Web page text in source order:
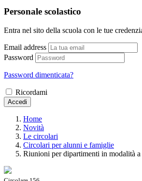
Personale scolastico
Entra nel sito della scuola con le tue
Email address
Password
Password dimenticata?
Ricordami
Accedi
Home
Novità
Le circolari
Circolari per alunni e famiglie
Riunioni per dipartimenti in modalità